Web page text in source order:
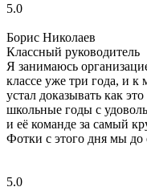
5.0
Борис Николаев
Классный руководитель
Я занимаюсь
классе уже три года, и
устал доказывать как
школьные годы с
и её команде за самый
Фотки с этого дня мы до
5.0